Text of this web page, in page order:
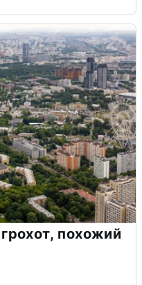
похожий